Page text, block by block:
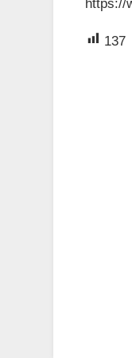
https://
137